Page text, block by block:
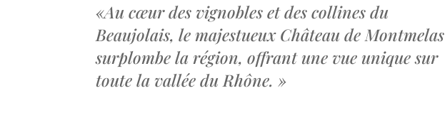
«Au cœur des vignobles et des collines du
Beaujolais, le majestueux Château de Montmelas
surplombe la région, offrant une vue unique sur
toute la vallée du Rhône. »